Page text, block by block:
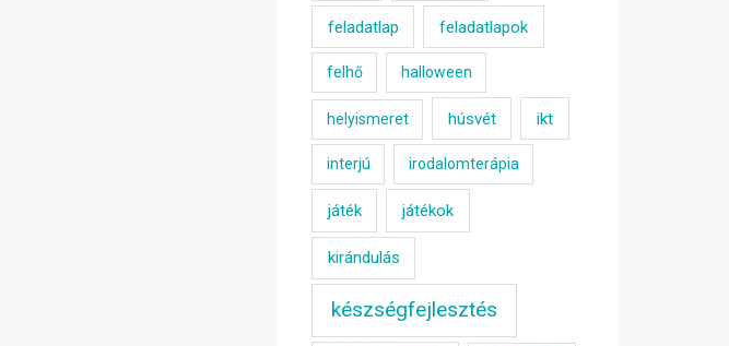
feladatlap feladatlapok
felhő halloween
helyismeret húsvét ikt
interjú irodalomterápia
játék játékok
kirándulás
készségfejlesztés